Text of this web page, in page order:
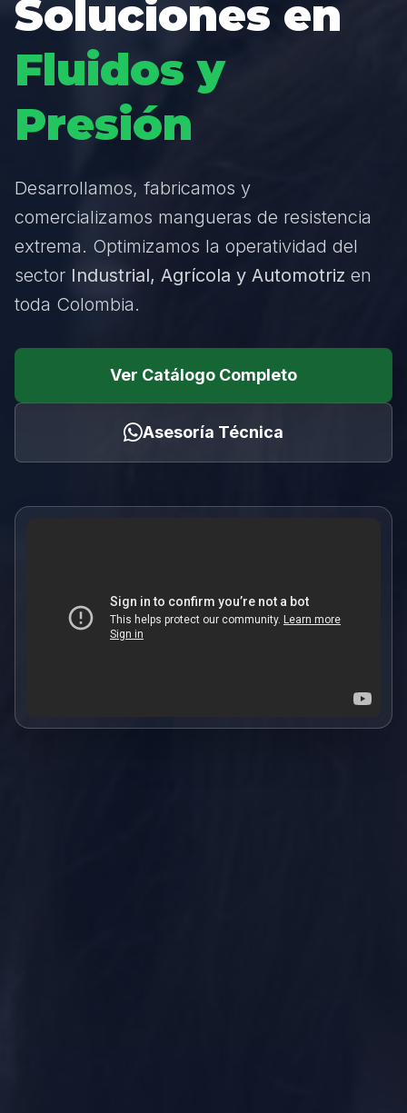
Soluciones en
Fluidos y
Presión
Desarrollamos, fabricamos y
comercializamos mangueras de resistencia
extrema. Optimizamos la operatividad del
sector Industrial, Agrícola y Automotriz en
toda Colombia.
Ver Catálogo Completo
Asesoría Técnica